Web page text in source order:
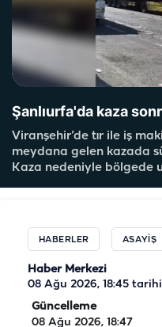
Şanlıurfa'da kaza
Viranşehir’de tır ile iş
meydana gelen kazada
Kaza nedeniyle bölgede
HABERLER ASAYIŞ
Haber Merkezi
08 Ağu 2026, 18:45
Güncelleme
08 Ağu 2026, 18:47